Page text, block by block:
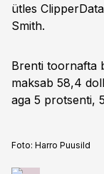
ütles
Smith.
Brenti toornafta
maksab 58,4
aga 5 protsenti,
Foto: Harro Puusild